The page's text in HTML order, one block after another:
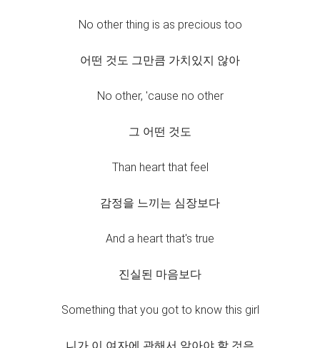
No other thing is as precious too
어떤 것도 그만큼 가치있지 않아
No other, 'cause no other
그 어떤 것도
Than heart that feel
감정을 느끼는 심장보다
And a heart that's true
진실된 마음보다
Something that you got to know this girl